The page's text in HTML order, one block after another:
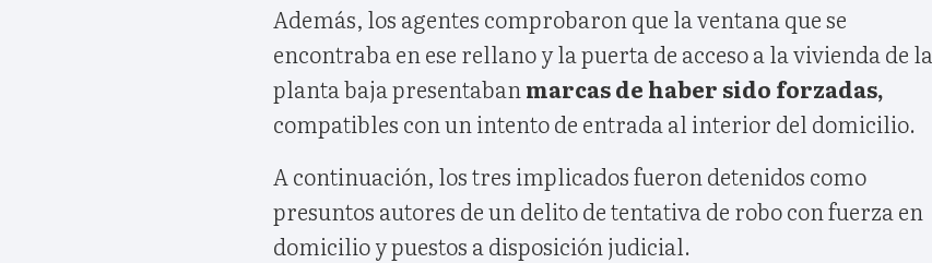
Además, los agentes comprobaron que la ventana que se
encontraba en ese rellano y la puerta de acceso a la vivienda de la
planta baja presentaban marcas de haber sido forzadas,
compatibles con un intento de entrada al interior del domicilio.
A continuación, los tres implicados fueron detenidos como
presuntos autores de un delito de tentativa de robo con fuerza en
domicilio y puestos a disposición judicial.